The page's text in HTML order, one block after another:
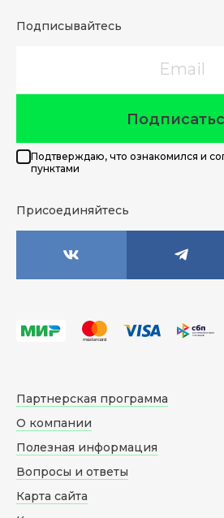
Подписывайтесь
Подтверждаю, что ознакомился и
пунктами
Присоединяйтесь
Партнерская программа
О компании
Полезная информация
Вопросы и ответы
Карта сайта